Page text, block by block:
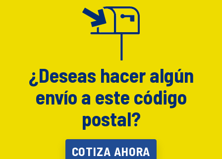
¿Deseas hacer algún
envío a este código
postal?
COTIZA AHORA